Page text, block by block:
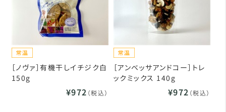
［ノヴァ］有機干しイチジク白
150g
¥972 （税込）
［アンベッサアンドコー］トレ
ックミックス 140g
¥972 （税込）